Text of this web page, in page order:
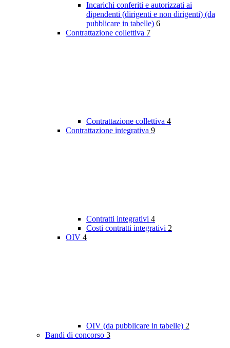
Incarichi conferiti e autorizzati ai
dipendenti (dirigenti e non dirigenti) (da
pubblicare in tabelle) 6
Contrattazione collettiva 7
Contrattazione collettiva 4
Contrattazione integrativa 9
Contratti integrativi 4
Costi contratti integrativi 2
OIV 4
OIV (da pubblicare in tabelle) 2
Bandi di concorso 3